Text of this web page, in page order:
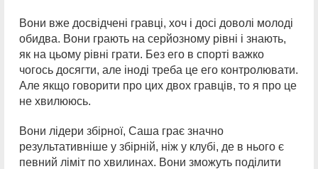
Вони вже досвідчені гравці, хоч і досі доволі молоді
обидва. Вони грають на серйозному рівні і знають,
як на цьому рівні грати. Без его в спорті важко
чогось досягти, але іноді треба це его контролювати.
Але якщо говорити про цих двох гравців, то я про це
не хвилююсь.
Вони лідери збірної, Саша грає значно
результативніше у збірній, ніж у клубі, де в нього є
певний ліміт по хвилинах. Вони зможуть поділити